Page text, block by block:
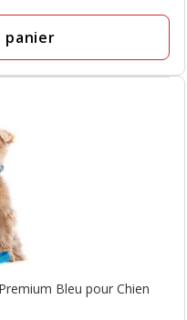
panier
Bleu pour Chien